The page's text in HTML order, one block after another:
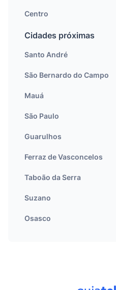
Centro
Cidades próximas
Santo André
São Bernardo do Campo
Mauá
São Paulo
Guarulhos
Ferraz de Vasconcelos
Taboão da Serra
Suzano
Osasco